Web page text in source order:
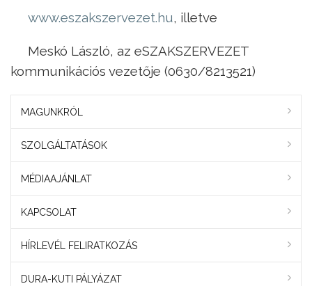
www.eszakszervezet.hu, illetve
Meskó László, az eSZAKSZERVEZET
kommunikációs vezetője (0630/8213521)
MAGUNKRÓL
SZOLGÁLTATÁSOK
MÉDIAAJÁNLAT
KAPCSOLAT
HÍRLEVÉL FELIRATKOZÁS
DURA-KUTI PÁLYÁZAT